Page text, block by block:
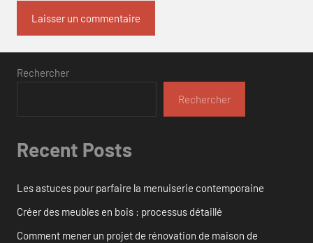
Rechercher
Rechercher
Recent Posts
Les astuces pour parfaire la menuiserie contemporaine
Créer des meubles en bois : processus détaillé
Comment mener un projet de rénovation de maison de